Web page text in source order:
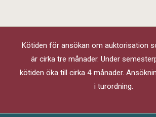
Kötiden för ansökan om auktorisation
är cirka tre månader. Under
kötiden öka till cirka 4 månader.
i turordning.